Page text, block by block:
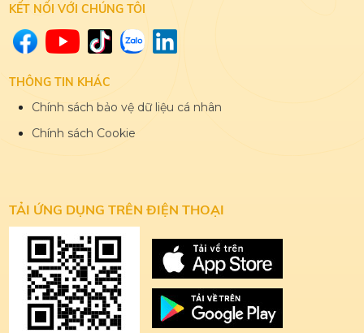
KẾT NỐI VỚI CHÚNG TÔI
THÔNG TIN KHÁC
Chính sách bảo vệ dữ liệu cá nhân
Chính sách Cookie
TẢI ỨNG DỤNG TRÊN ĐIỆN THOẠI